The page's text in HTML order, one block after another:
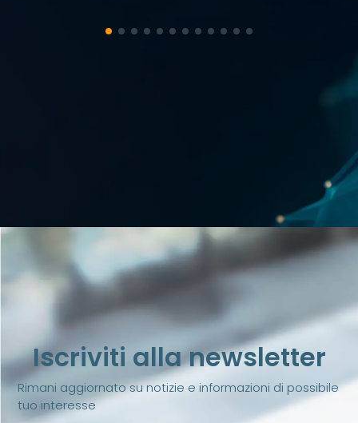
Iscriviti alla newsletter
Rimani aggiornato su notizie e informazioni di possibile
tuo interesse